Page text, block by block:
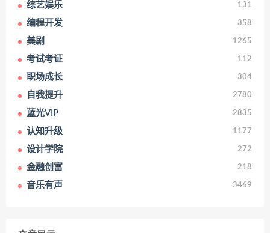
综艺娱乐 131
编程开发 358
美剧 1265
考试考证 112
职场成长 304
自我提升 2780
蓝光VIP 2835
认知升级 1177
设计学院 272
金融创富 218
音乐有声 3469